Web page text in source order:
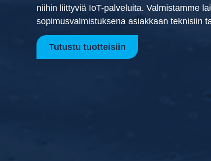
niihin liittyviä IoT-palveluita. Valmistamme
sopimusvalmistuksena asiakkaan teknisiin
Tutustu tuotteisiin